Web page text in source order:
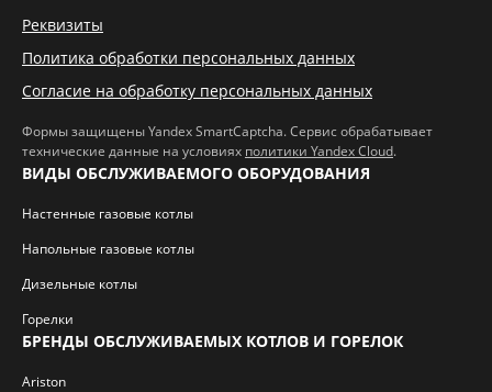
Реквизиты
Политика обработки персональных данных
Согласие на обработку персональных данных
Формы защищены Yandex SmartCaptcha. Сервис обрабатывает
технические данные на условиях политики Yandex Cloud.
ВИДЫ ОБСЛУЖИВАЕМОГО ОБОРУДОВАНИЯ
Настенные газовые котлы
Напольные газовые котлы
Дизельные котлы
Горелки
БРЕНДЫ ОБСЛУЖИВАЕМЫХ КОТЛОВ И ГОРЕЛОК
Ariston